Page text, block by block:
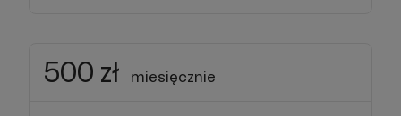
500 zł miesięcznie